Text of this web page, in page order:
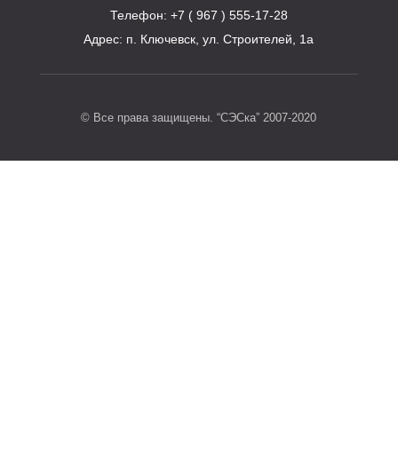
Телефон: +7 ( 967 ) 555-17-28
Адрес: п. Ключевск, ул. Строителей, 1а
© Все права защищены. “СЭСка” 2007-2020